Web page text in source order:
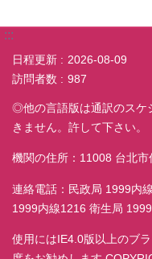
:::
日程更新
2026-08-09
訪問者数
987
◎他の言語版は通訳のスケ
きません。許して下さい。
機関の住所：11008 台北
連絡電話：民政局 1999内
1999内線1216 衛生局
使用にはIE4.0版以上のブ